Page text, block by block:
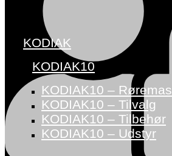
KODIAK
KODIAK10
KODIAK10 –
KODIAK10 – Tilvalg
KODIAK10 – Tilbehør
KODIAK10 – Udstyr